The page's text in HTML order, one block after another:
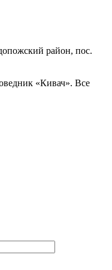
район, пос.
«Кивач». Все